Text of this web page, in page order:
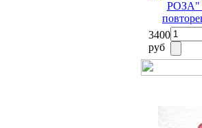
РОЗА"
3400
руб